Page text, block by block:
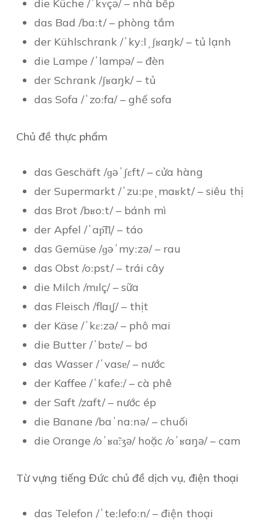
die Küche /ˈkʏçə/ – nhà bếp
das Bad /baːt/ – phòng tắm
der Kühlschrank /ˈkyːlˌʃʁaŋk/ – tủ lạnh
die Lampe /ˈlampə/ – đèn
der Schrank /ʃʁaŋk/ – tủ
das Sofa /ˈzoːfa/ – ghế sofa
Chủ đề thực phẩm
das Geschäft /ɡəˈʃɛft/ – cửa hàng
der Supermarkt /ˈzuːpɐˌmaʁkt/ – siêu thị
das Brot /bʁoːt/ – bánh mì
der Apfel /ˈap͡fl̩/ – táo
das Gemüse /ɡəˈmyːzə/ – rau
das Obst /oːpst/ – trái cây
die Milch /mɪlç/ – sữa
das Fleisch /flaɪ̯ʃ/ – thịt
der Käse /ˈkɛːzə/ – phô mai
die Butter /ˈbʊtɐ/ – bơ
das Wasser /ˈvasɐ/ – nước
der Kaffee /ˈkafeː/ – cà phê
der Saft /zaft/ – nước ép
die Banane /baˈnaːnə/ – chuối
die Orange /oˈʁɑ̃ːʒə/ hoặc /oˈʁaŋə/ – cam
Từ vựng tiếng Đức chủ đề dịch vụ, điện thoại
das Telefon /ˈteːlefoːn/ – điện thoại